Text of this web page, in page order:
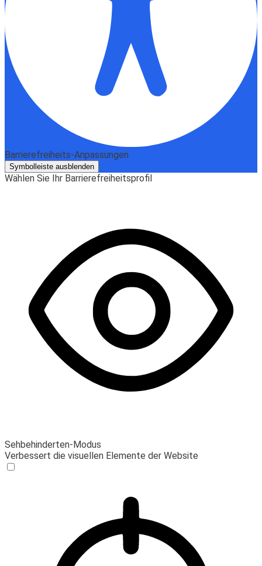
Barrierefreiheits-Anpassungen
Symbolleiste ausblenden
Wählen Sie Ihr Barrierefreiheitsprofil
Sehbehinderten-Modus
Verbessert die visuellen Elemente der Website